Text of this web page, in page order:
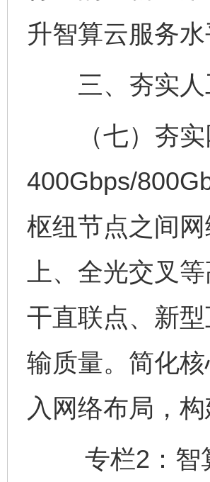
升智算云服务
三、夯实人
（七）夯实
400Gbps/
枢纽节点之间
上、全光交叉
干直联点、新
输质量。简化
入网络布局，
专栏2：智算